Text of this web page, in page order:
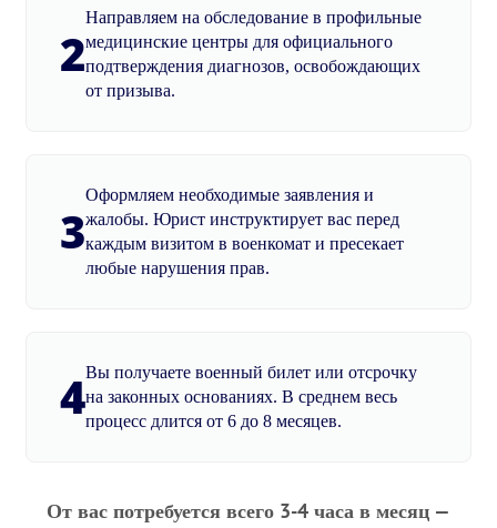
2
Направляем на обследование в профильные
медицинские центры для официального
подтверждения диагнозов, освобождающих
от призыва.
3
Оформляем необходимые заявления и
жалобы. Юрист инструктирует вас перед
каждым визитом в военкомат и пресекает
любые нарушения прав.
4Вы получаете военный билет или отсрочку
на законных основаниях. В среднем весь
процесс длится от 6 до 8 месяцев.
От вас потребуется всего 3-4 часа в месяц —